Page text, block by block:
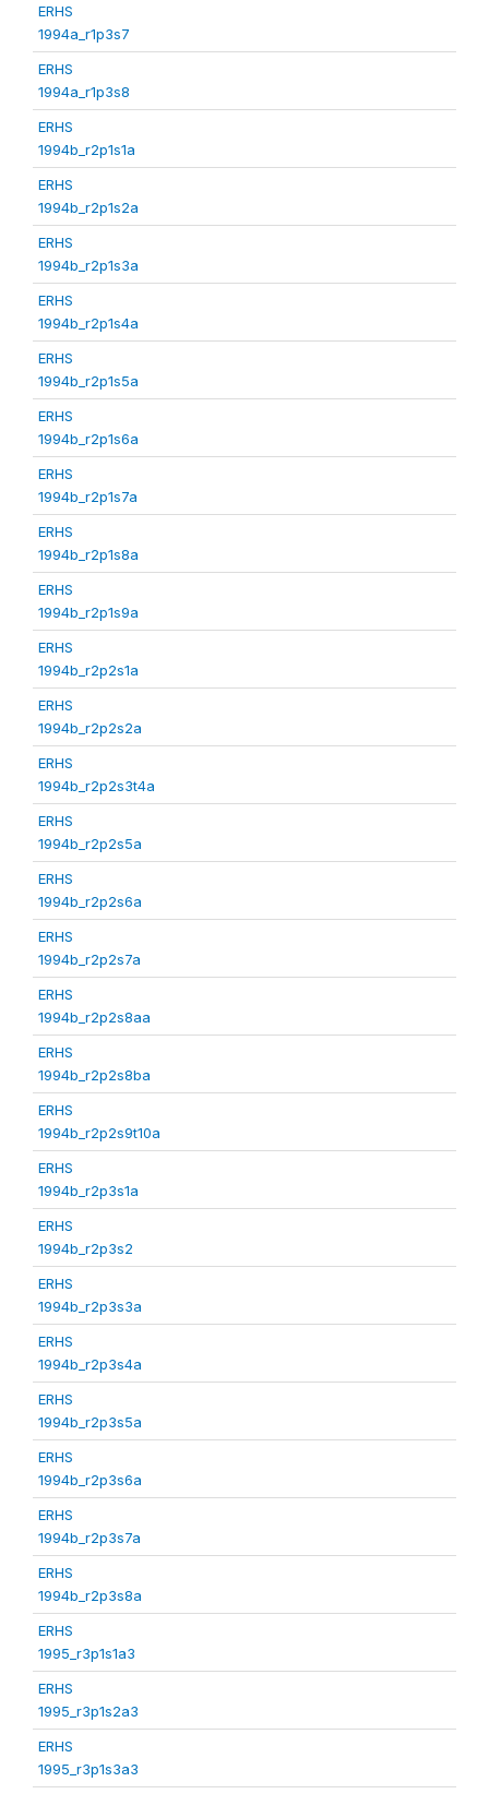
ERHS
1994a_r1p3s7
ERHS
1994a_r1p3s8
ERHS
1994b_r2p1s1a
ERHS
1994b_r2p1s2a
ERHS
1994b_r2p1s3a
ERHS
1994b_r2p1s4a
ERHS
1994b_r2p1s5a
ERHS
1994b_r2p1s6a
ERHS
1994b_r2p1s7a
ERHS
1994b_r2p1s8a
ERHS
1994b_r2p1s9a
ERHS
1994b_r2p2s1a
ERHS
1994b_r2p2s2a
ERHS
1994b_r2p2s3t4a
ERHS
1994b_r2p2s5a
ERHS
1994b_r2p2s6a
ERHS
1994b_r2p2s7a
ERHS
1994b_r2p2s8aa
ERHS
1994b_r2p2s8ba
ERHS
1994b_r2p2s9t10a
ERHS
1994b_r2p3s1a
ERHS
1994b_r2p3s2
ERHS
1994b_r2p3s3a
ERHS
1994b_r2p3s4a
ERHS
1994b_r2p3s5a
ERHS
1994b_r2p3s6a
ERHS
1994b_r2p3s7a
ERHS
1994b_r2p3s8a
ERHS
1995_r3p1s1a3
ERHS
1995_r3p1s2a3
ERHS
1995_r3p1s3a3